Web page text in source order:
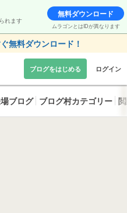
れます
無料ダウンロード
ムラゴンとはIDが異なります
無料ダウンロード！
ブログをはじめる ログイン
ブログ ブログ村カテゴリー